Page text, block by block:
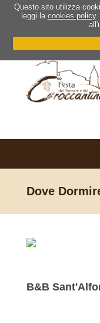
Questo sito utilizza
leggi la cookies policy.
Dove
B&B